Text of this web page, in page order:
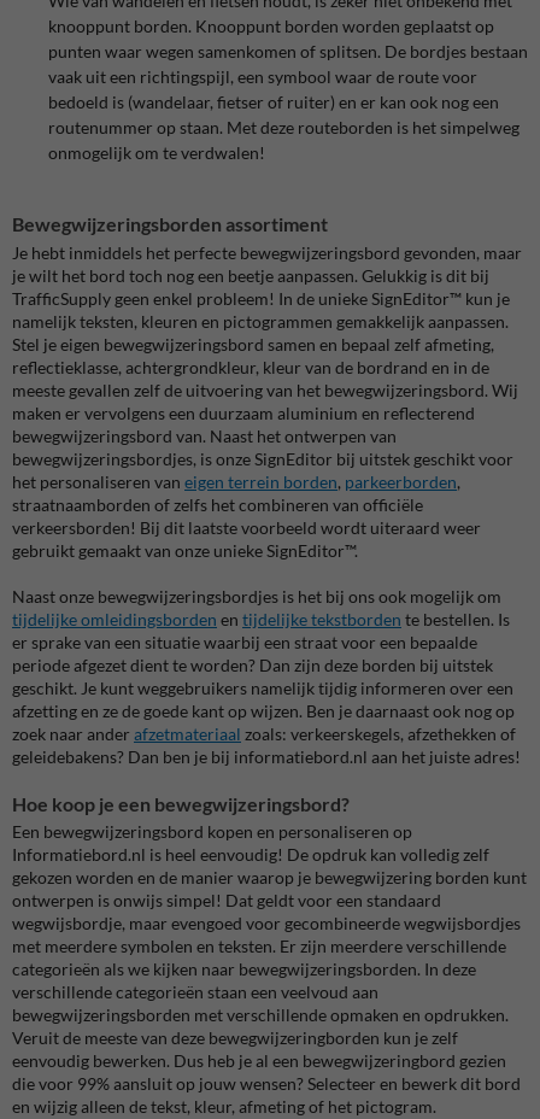
knooppunt borden. Knooppunt borden worden geplaatst op
punten waar wegen samenkomen of splitsen. De bordjes bestaan
vaak uit een richtingspijl, een symbool waar de route voor
bedoeld is (wandelaar, fietser of ruiter) en er kan ook nog een
routenummer op staan. Met deze routeborden is het simpelweg
onmogelijk om te verdwalen!
Bewegwijzeringsborden assortiment
Je hebt inmiddels het perfecte bewegwijzeringsbord gevonden, maar
je wilt het bord toch nog een beetje aanpassen. Gelukkig is dit bij
TrafficSupply geen enkel probleem! In de unieke SignEditor™ kun je
namelijk teksten, kleuren en pictogrammen gemakkelijk aanpassen.
Stel je eigen bewegwijzeringsbord samen en bepaal zelf afmeting,
reflectieklasse, achtergrondkleur, kleur van de bordrand en in de
meeste gevallen zelf de uitvoering van het bewegwijzeringsbord. Wij
maken er vervolgens een duurzaam aluminium en reflecterend
bewegwijzeringsbord van. Naast het ontwerpen van
bewegwijzeringsbordjes, is onze SignEditor bij uitstek geschikt voor
het personaliseren van eigen terrein borden, parkeerborden,
straatnaamborden of zelfs het combineren van officiële
verkeersborden! Bij dit laatste voorbeeld wordt uiteraard weer
gebruikt gemaakt van onze unieke SignEditor™.
Naast onze bewegwijzeringsbordjes is het bij ons ook mogelijk om
tijdelijke omleidingsborden en tijdelijke tekstborden te bestellen. Is
er sprake van een situatie waarbij een straat voor een bepaalde
periode afgezet dient te worden? Dan zijn deze borden bij uitstek
geschikt. Je kunt weggebruikers namelijk tijdig informeren over een
afzetting en ze de goede kant op wijzen. Ben je daarnaast ook nog op
zoek naar ander afzetmateriaal zoals: verkeerskegels, afzethekken of
geleidebakens? Dan ben je bij informatiebord.nl aan het juiste adres!
Hoe koop je een bewegwijzeringsbord?
Een bewegwijzeringsbord kopen en personaliseren op
Informatiebord.nl is heel eenvoudig! De opdruk kan volledig zelf
gekozen worden en de manier waarop je bewegwijzering borden kunt
ontwerpen is onwijs simpel! Dat geldt voor een standaard
wegwijsbordje, maar evengoed voor gecombineerde wegwijsbordjes
met meerdere symbolen en teksten. Er zijn meerdere verschillende
categorieën als we kijken naar bewegwijzeringsborden. In deze
verschillende categorieën staan een veelvoud aan
bewegwijzeringsborden met verschillende opmaken en opdrukken.
Veruit de meeste van deze bewegwijzeringborden kun je zelf
eenvoudig bewerken. Dus heb je al een bewegwijzeringbord gezien
die voor 99% aansluit op jouw wensen? Selecteer en bewerk dit bord
en wijzig alleen de tekst, kleur, afmeting of het pictogram.